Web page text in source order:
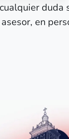
duda
en